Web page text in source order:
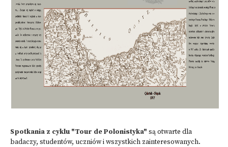
Spotkania z cyklu "Tour de Polonistyka" są otwarte dla
badaczy, studentów, uczniów i wszystkich zainteresowanych.